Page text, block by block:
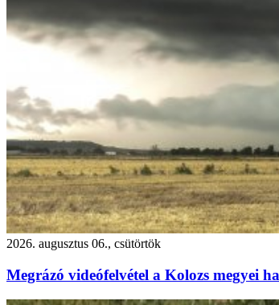
2026. augusztus 06., csütörtök
Megrázó videófelvétel a Kolozs megyei